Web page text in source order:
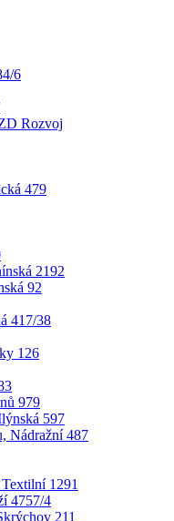
6
Rozvoj
479
2192
92
417/38
126
979
597
Nádražní 487
1291
4757/4
211